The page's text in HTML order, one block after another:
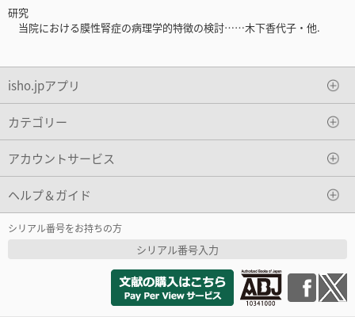
研究
当院における膜性腎症の病理学的特徴の検討……木下香代子・他.
isho.jpアプリ
カテゴリー
アカウントサービス
ヘルプ＆ガイド
シリアル番号をお持ちの方
シリアル番号入力